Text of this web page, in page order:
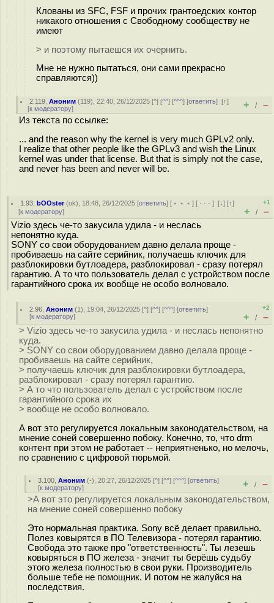
Клованы из SFC, FSF и прочих грантоедских контор
никакого отношения с Свободному сообществу не
имеют
> и поэтому пытаешся их очернить.
Мне не нужно пытаться, они сами прекрасно
справляются))
2.119 ,Аноним (119), 22:40, 26/12/2025 [^] [^^] [^^^] [ответить][↑]
[к модератору] + / –
Из текста по ссылке:
... and the reason why the kernel is very much GPLv2 only.
I realize that other people like the GPLv3 and wish the Linux
kernel was under that license. But that is simply not the case,
and never has been and never will be.
1.93 ,bOOster(ok), 18:48, 26/12/2025 [ответить] [ ﹢﹢﹢] [ · · ·][↓] [↑]
[к модератору]
+1
+ / –
Vizio здесь че-то закусила удила - и неслась
непонятно куда.
SONY со свои оборудованием давно делала проще -
пробиваешь на сайте серийник, получаешь ключик для
разблокировки бутлоадера, разблокировал - сразу потерял
гарантию. А то что пользователь делал с устройством после
гарантийного срока их вообще не особо волновало.
2.96 ,Аноним (1), 19:04, 26/12/2025 [^] [^^] [^^^] [ответить]
[к модератору]
+2
+ / –
> Vizio здесь че-то закусила удила - и неслась непонятно
куда.
> SONY со свои оборудованием давно делала проще -
пробиваешь на сайте серийник,
> получаешь ключик для разблокировки бутлоадера,
разблокировал - сразу потерял гарантию.
> А то что пользователь делал с устройством после
гарантийного срока их
> вообще не особо волновало.
А вот это регулируется локальным законодательством, на
мнение соней совершенно побоку. Конечно, то, что drm
контент при этом не работает -- неприятненько, но мелочь,
по сравнению с цифровой тюрьмой.
3.100 ,Аноним (-), 20:27, 26/12/2025 [^] [^^] [^^^] [ответить]
[к модератору] + / –
>А вот это регулируется локальным законодательством,
на мнение соней совершенно побоку
Это нормальная практика. Sony всё делает правильно.
Полез ковырятся в ПО Телевизора - потерял гарантию.
Свобода это также про "ответственность". Ты лезешь
ковыряться в ПО железа - значит ты берёшь судьбу
этого железа полностью в свои руки. Производитель
больше тебе не помощник. И потом не жалуйся на
последствия.